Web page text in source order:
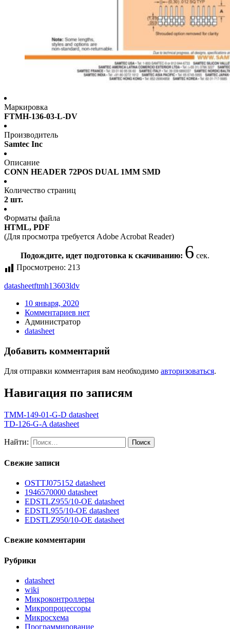
Маркировка
FTMH-136-03-L-DV
Производитель
Samtec Inc
Описание
CONN HEADER 72POS DUAL 1MM SMD
Количество страниц
2 шт.
Форматы файла
HTML, PDF
(Для просмотра требуется Adobe Acrobat Reader)
Подождите, идет подготовка к скачиванию: 6 сек.
Просмотрено: 213
datasheetftmh13603ldv
10 января, 2020
Комментариев нет
Администратор
datasheet
Добавить комментарий
Для отправки комментария вам необходимо авторизоваться.
Навигация по записям
TMM-149-01-G-D datasheet
TD-126-G-A datasheet
Найти:
Свежие записи
OSTTJ075152 datasheet
1946570000 datasheet
EDSTLZ955/10-OE datasheet
EDSTL955/10-OE datasheet
EDSTLZ950/10-OE datasheet
Свежие комментарии
Рубрики
datasheet
wiki
Микроконтроллеры
Микропроцессоры
Микросхема
Программирование